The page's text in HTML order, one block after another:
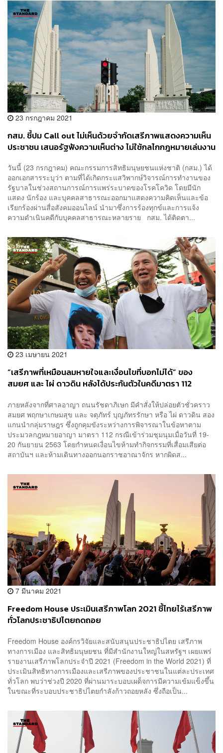
23 กรกฎาคม 2021
กสม. ชี้ปม Call out ไม่เห็นด้วยจำกัดเสรีภาพแสดงความเห็น
ประชาชน เสนอรัฐฟังความเห็นต่าง ไม่ใช้กลไกกฎหมายเล่นงาน
วันนี้ (23 กรกฎาคม) คณะกรรมการสิทธิมนุษยชนแห่งชาติ (กสม.) ได้
ออกเอกสารระบุว่า ตามที่ได้เกิดกระแสวิพากษ์วิจารณ์การทำงานของ
รัฐบาลในช่วงสถานการณ์การแพร่ระบาดของโรคโควิด โดยมีนัก
แสดง นักร้อง และบุคคลสาธารณะออกมาแสดงความคิดเห็นและข้อ
เรียกร้องผ่านสื่อสังคมออนไลน์ นำมาซึ่งการร้องทุกข์และการแจ้ง
ความดำเนินคดีกับบุคคลสาธารณะหลายราย กสม. ได้ติดตา...
23 เมษายน 2021
“เสรีภาพที่เหมือนลมหายใจและเงื่อนไขที่บอกไม่ได้” ของ
สมยศ และ ไผ่ ดาวดิน หลังได้ประกันตัวในคดีมาตรา 112
ภายหลังจากที่ศาลอาญา ถนนรัชดาภิเษก มีคำสั่งให้ปล่อยตัวชั่วคราว
สมยศ พฤกษาเกษมสุข และ จตุภัทร์ บุญภัทรรักษา หรือ ไผ่ ดาวดิน สอง
แกนนำกลุ่มราษฎร ซึ่งถูกคุมขังระหว่างการพิจารณาในข้อหาตาม
ประมวลกฎหมายอาญา มาตรา 112 กรณีเข้าร่วมชุมนุมเมื่อวันที่ 19-
20 กันยายน 2563 โดยกำหนดเงื่อนไขห้ามทำกิจกรรมที่เสื่อมเสียต่อ
สถาบันฯ และห้ามเดินทางออกนอกราชอาณาจักร หากผิดส...
7 มีนาคม 2021
Freedom House ประเมินเสรีภาพโลก 2021 ชี้ไทยไร้เสรีภาพ
ทั่วโลกประชาธิปไตยถดถอย
Freedom House องค์กรวิจัยและสนับสนุนประชาธิปไตย เสรีภาพ
ทางการเมือง และสิทธิมนุษยชน ที่มีสำนักงานใหญ่ในสหรัฐฯ เผยแพร่
รายงานเสรีภาพโลกประจำปี 2021 (Freedom in the World 2021) ที่
ประเมินสิทธิทางการเมืองและเสรีภาพของประชาชนในแต่ละประเทศ
ทั่วโลก พบว่าช่วงปี 2020 ที่ผ่านมาระบอบเผด็จการมีความเข้มแข็งขึ้น
ในขณะที่ระบอบประชาธิปไตยกำลังก้าวถอยหลัง ซึ่งถือเป็น...